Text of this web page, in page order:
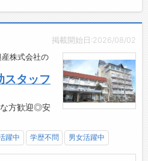
、焼き加減、提供タイミングの
ただきます。
務に加え、アルバイトの教育や
も少しずつお任せしていきま
魅力♪】
時間固定シフト」と飲食店で
態で、プライベートも充実◎
りやすく、長く安心して働ける
掲載開始日:2026/08/02
株式会社の
スタッフ
方歓迎◎安
躍中 学歴不問 男女活躍中